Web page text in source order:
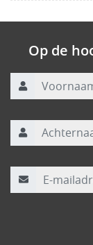
Op de